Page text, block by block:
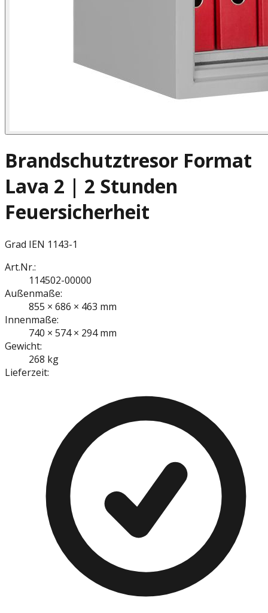
Brandschutztresor Format
Lava 2 | 2 Stunden
Feuersicherheit
Grad IEN 1143-1
Art.Nr.:
114502-00000
Außenmaße:
855 × 686 × 463 mm
Innenmaße:
740 × 574 × 294 mm
Gewicht:
268 kg
Lieferzeit: